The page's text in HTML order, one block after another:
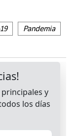
Pandemia